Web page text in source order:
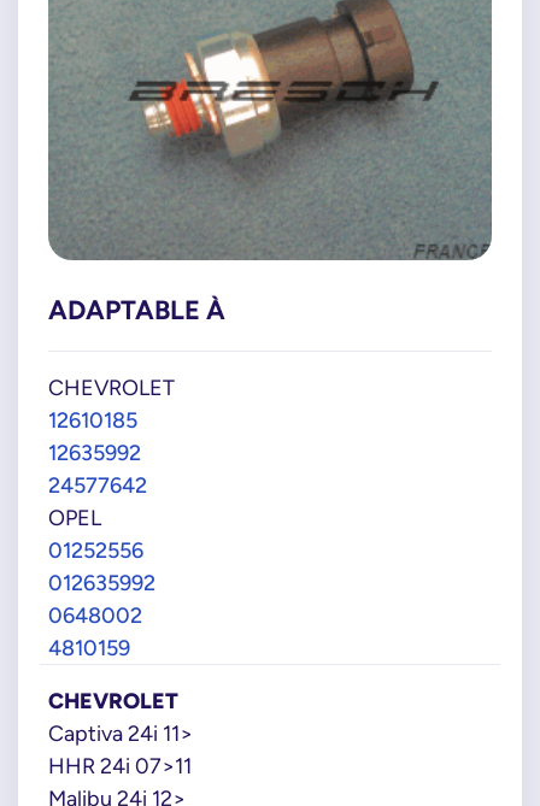
ADAPTABLE À
CHEVROLET
12610185
12635992
24577642
OPEL
01252556
012635992
0648002
4810159
CHEVROLET
Captiva 24i 11>
HHR 24i 07>11
Malibu 24i 12>